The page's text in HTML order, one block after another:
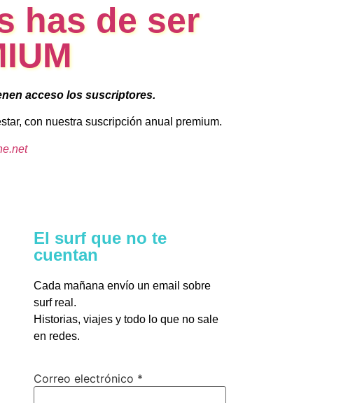
has de ser
acceso los suscriptores.
con nuestra suscripción anual premium.
El surf que no te
cuentan
Cada mañana envío un email sobre
surf real.
Historias, viajes y todo lo que no sale
en redes.
Correo
electrónico
Correo electrónico *